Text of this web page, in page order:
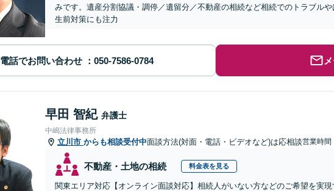
みです。遺産分割協議・調停／遺留分／不動産の相続など相続でのトラブル
生前対策にも注力
電話でお問い合わせ
早田 智紀 弁護士
中嶋法律事務所
立川市 からも相談受付中面談方法(対面・電話・ビデオなど)は応相談営業時間
不動産・土地の相続 料金表を見る
関東エリア対応【オンライン面談対応】相続人がいない方などのご希望を実